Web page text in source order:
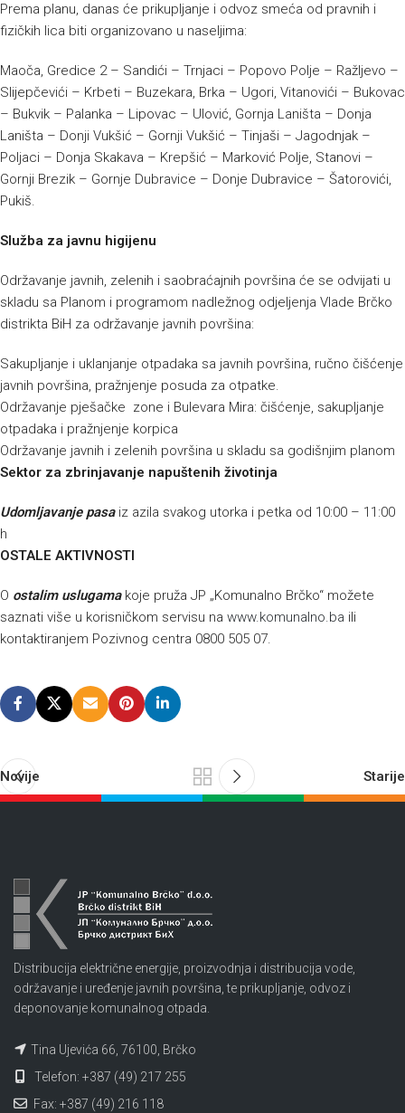
Prema planu, danas će prikupljanje i odvoz smeća od pravnih i
fizičkih lica biti organizovano u naseljima:
Maoča, Gredice 2 – Sandići – Trnjaci – Popovo Polje – Ražljevo –
Slijepčevići – Krbeti – Buzekara, Brka – Ugori, Vitanovići – Bukovac
– Bukvik – Palanka – Lipovac – Ulović, Gornja Laništa – Donja
Laništa – Donji Vukšić – Gornji Vukšić – Tinjaši – Jagodnjak –
Poljaci – Donja Skakava – Krepšić – Marković Polje, Stanovi –
Gornji Brezik – Gornje Dubravice – Donje Dubravice – Šatorovići,
Pukiš.
Služba za javnu higijenu
Održavanje javnih, zelenih i saobraćajnih površina će se odvijati u
skladu sa Planom i programom nadležnog odjeljenja Vlade Brčko
distrikta BiH za održavanje javnih površina:
Sakupljanje i uklanjanje otpadaka sa javnih površina, ručno čišćenje
javnih površina, pražnjenje posuda za otpatke.
Održavanje pješačke zone i Bulevara Mira: čišćenje, sakupljanje
otpadaka i pražnjenje korpica
Održavanje javnih i zelenih površina u skladu sa godišnjim planom
Sektor za zbrinjavanje napuštenih životinja
Udomljavanje pasaiz azila svakog utorka i petka od 10:00 – 11:00
h
OSTALE AKTIVNOSTI
O ostalim uslugamakoje pruža JP „Komunalno Brčko“ možete
saznati više u korisničkom servisu na www.komunalno.ba ili
kontaktiranjem Pozivnog centra 0800 505 07.
Novije Starije
Distribucija električne energije, proizvodnja i distribucija vode,
održavanje i uređenje javnih površina, te prikupljanje, odvoz i
deponovanje komunalnog otpada.
Tina Ujevića 66, 76100, Brčko
Telefon: +387 (49) 217 255
Fax: +387 (49) 216 118